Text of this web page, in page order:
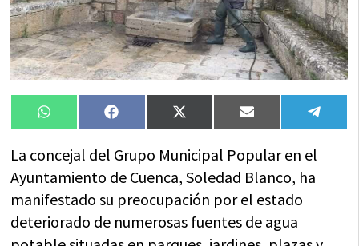
Compartir
en
WhatsAppCompartir
en
FacebookCompartir
en
X
(Twitter)
Compartir
en
Email
en
La concejal del Grupo Municipal Popular en el
Ayuntamiento de Cuenca, Soledad Blanco, ha
manifestado su preocupación por el estado
deteriorado de numerosas fuentes de agua